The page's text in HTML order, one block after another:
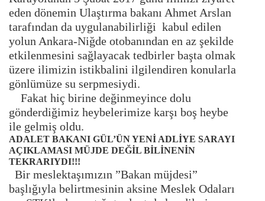
eden dönemin Ulaştırma bakanı Ahmet Arslan
tarafından da uygulanabilirliği kabul edilen
yolun Ankara-Niğde otobanından en az şekilde
etkilenmesini sağlayacak tedbirler başta olmak
üzere ilimizin istikbalini ilgilendiren konularla
gönlümüze su serpmesiydi.
Fakat hiç birine değinmeyince dolu
gönderdiğimiz heybelerimize karşı boş heybe
ile gelmiş oldu.
ADALET BAKANI GÜL’ÜN YENİ ADLİYE SARAYI
AÇIKLAMASI MÜJDE DEĞİL BİLİNENİN
TEKRARIYDI!!!
Bir meslektaşımızın ”Bakan müjdesi”
başlığıyla belirtmesinin aksine Meslek Odaları